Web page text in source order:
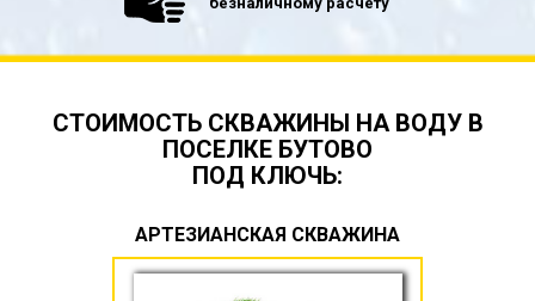
СТОИМОСТЬ СКВАЖИНЫ НА ВОДУ В
ПОСЕЛКЕ БУТОВО
ПОД КЛЮЧЬ:
АРТЕЗИАНСКАЯ СКВАЖИНА